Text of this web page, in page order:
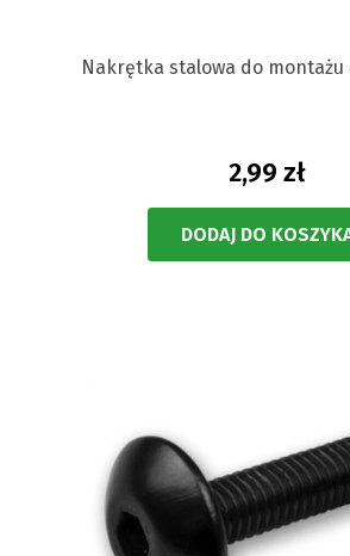
Nakrętka stalowa do montażu
2,99 zł
DODAJ DO